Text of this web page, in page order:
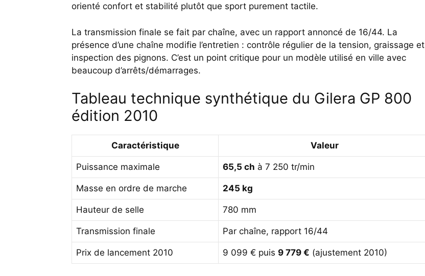
orienté confort et stabilité plutôt que sport purement tactile.
La transmission finale se fait par chaîne, avec un rapport annoncé de 16/44. La
présence d’une chaîne modifie l’entretien : contrôle régulier de la tension, graissage et
inspection des pignons. C’est un point critique pour un modèle utilisé en ville avec
beaucoup d’arrêts/démarrages.
Tableau technique synthétique du Gilera GP 800
édition 2010
Caractéristique Valeur
Puissance maximale 65,5 ch à 7 250 tr/min
Masse en ordre de marche 245 kg
Hauteur de selle 780 mm
Transmission finale Par chaîne, rapport 16/44
Prix de lancement 2010 9 099 € puis 9 779 € (ajustement 2010)